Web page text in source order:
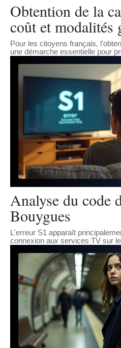
Obtention de la
coût et modalités
Pour les citoyens français,
une démarche essentielle pour
Analyse du code
Bouygues
L'erreur S1 apparaît
connexion aux services TV sur